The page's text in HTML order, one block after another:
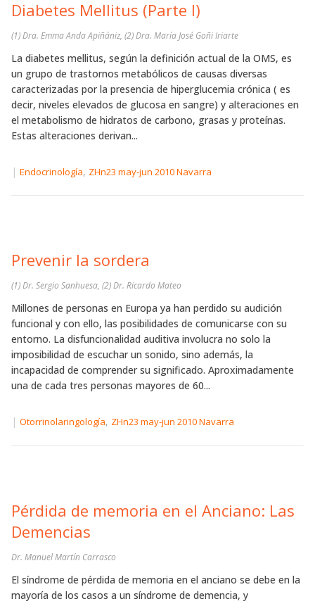
Diabetes Mellitus (Parte I)
(1) Dra. Emma Anda Apiñániz, (2) Dra. María José Goñi Iriarte
La diabetes mellitus, según la definición actual de la OMS, es
un grupo de trastornos metabólicos de causas diversas
caracterizadas por la presencia de hiperglucemia crónica ( es
decir, niveles elevados de glucosa en sangre) y alteraciones en
el metabolismo de hidratos de carbono, grasas y proteínas.
Estas alteraciones derivan...
| Endocrinología, ZHn23 may-jun 2010 Navarra
Prevenir la sordera
(1) Dr. Sergio Sanhuesa, (2) Dr. Ricardo Mateo
Millones de personas en Europa ya han perdido su audición
funcional y con ello, las posibilidades de comunicarse con su
entorno. La disfuncionalidad auditiva involucra no solo la
imposibilidad de escuchar un sonido, sino además, la
incapacidad de comprender su significado. Aproximadamente
una de cada tres personas mayores de 60...
| Otorrinolaringología, ZHn23 may-jun 2010 Navarra
Pérdida de memoria en el Anciano: Las
Demencias
Dr. Manuel Martín Carrasco
El síndrome de pérdida de memoria en el anciano se debe en la
mayoría de los casos a un síndrome de demencia, y